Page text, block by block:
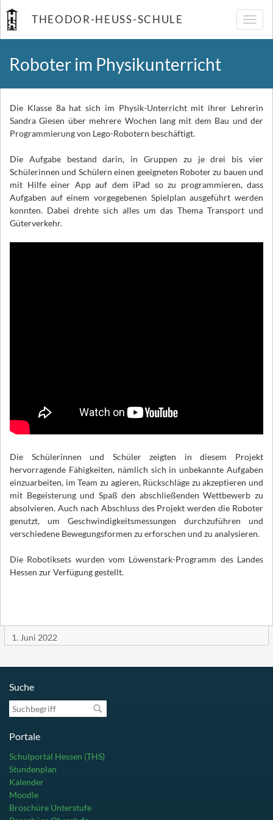
THEODOR-HEUSS-SCHULE
Roboter im Physikunterricht
Die Klasse 8a hat sich im Physik-Unterricht mit ihrer Lehrerin
Sandra Giesen über mehrere Wochen lang mit dem Bau und der
Programmierung von Lego-Robotern beschäftigt.
Die Aufgabe bestand darin, in Gruppen zu je drei bis vier
Schülerinnen und Schülern einen geeigneten Roboter zu bauen und
mit Hilfe einer App auf dem iPad so zu programmieren, dass
Aufgaben auf einem vorgegebenen Spielplan ausgeführt werden
konnten. Dabei drehte sich alles um das Thema Transport und
Güterverkehr.
Die Schülerinnen und Schüler zeigten in diesem Projekt
hervorragende Fähigkeiten, nämlich sich in unbekannte Aufgaben
einzuarbeiten, im Team zu agieren, Rückschläge zu akzeptieren und
mit Begeisterung und Spaß den abschließenden Wettbewerb zu
absolvieren. Auch nach Abschluss des Projekt werden die Roboter
genutzt, um Geschwindigkeitsmessungen durchzuführen und
verschiedene Bewegungsformen zu erforschen und zu analysieren.
Die Robotiksets wurden vom Löwenstark-Programm des Landes
Hessen zur Verfügung gestellt.
1. Juni 2022
Suche
Suchbegriff
Portale
Schulportal Hessen (THS)
Stundenplan
Kalender
Moodle
Broschüre Unterstufe